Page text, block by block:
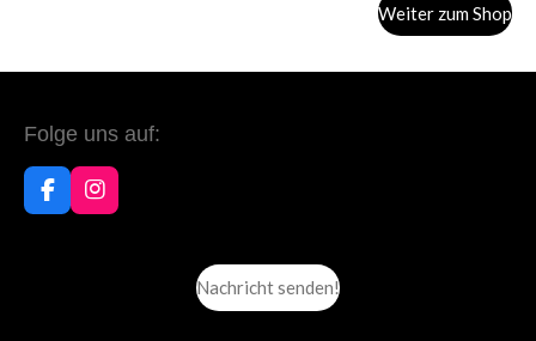
Weiter zum Shop
Folge uns auf:
F
a
I
n
Nachricht senden!